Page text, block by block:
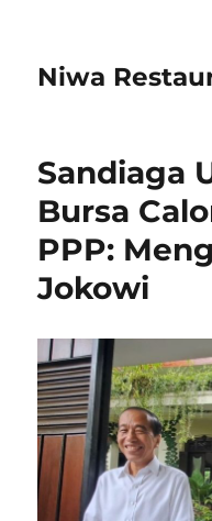
Niwa
Sandiaga
Bursa
PPP:
Jokowi